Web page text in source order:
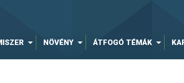
NÖVÉNY ÁTFOGÓ TÉMÁK